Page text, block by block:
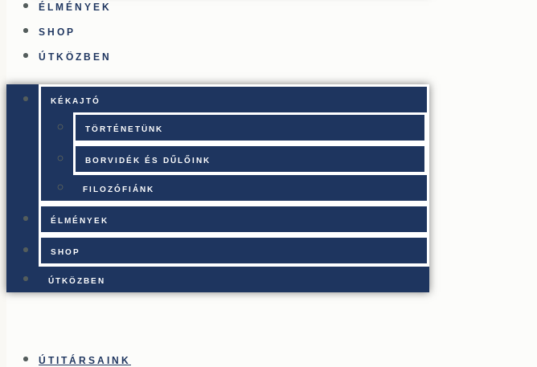
ÉLMÉNYEK
SHOP
ÚTKÖZBEN
KÉKAJTÓ
TÖRTÉNETÜNK
BORVIDÉK ÉS DŰLŐINK
FILOZÓFIÁNK
ÉLMÉNYEK
SHOP
ÚTKÖZBEN
ÚTITÁRSAINK